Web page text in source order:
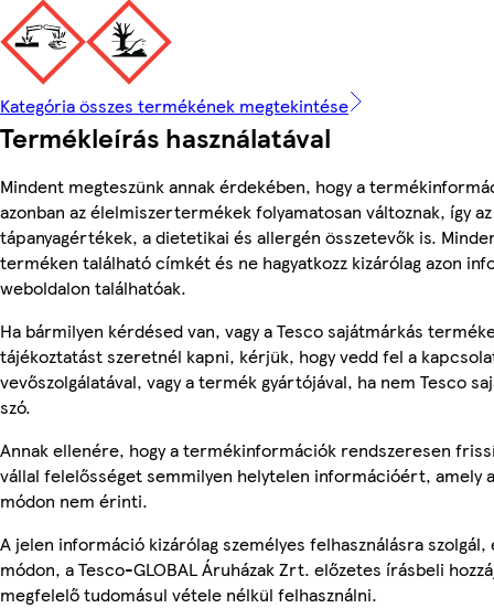
Kategória összes termékének megtekintése
Termékleírás használatával
Mindent megteszünk annak érdekében, hogy a
azonban az élelmiszertermékek folyamatosan változnak, így
tápanyagértékek, a dietetikai és allergén összetevők is.
terméken található címkét és ne hagyatkozz kizárólag azon
weboldalon találhatóak.
Ha bármilyen kérdésed van, vagy a Tesco sajátmárkás
tájékoztatást szeretnél kapni, kérjük, hogy vedd fel a
vevőszolgálatával, vagy a termék gyártójával, ha nem Tesco
szó.
Annak ellenére, hogy a termékinformációk rendszeresen
vállal felelősséget semmilyen helytelen információért, amely
módon nem érinti.
A jelen információ kizárólag személyes felhasználásra
módon, a Tesco-GLOBAL Áruházak Zrt. előzetes írásbeli
megfelelő tudomásul vétele nélkül felhasználni.